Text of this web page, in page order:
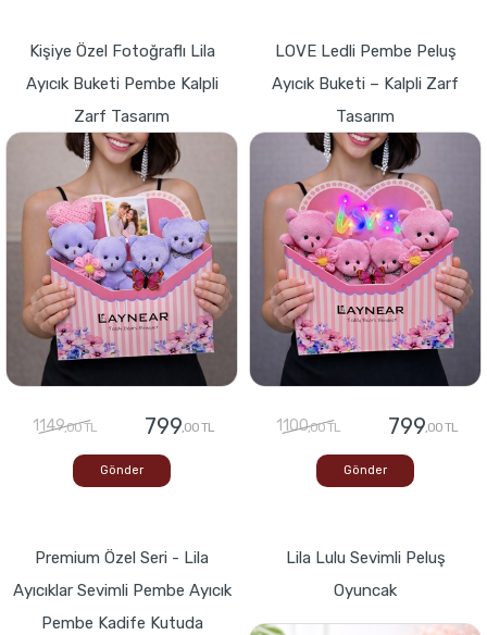
Kişiye Özel Fotoğraflı Lila
Ayıcık Buketi Pembe Kalpli
Zarf Tasarım
1149,00 TL 799,00 TL
Gönder
LOVE Ledli Pembe Peluş
Ayıcık Buketi – Kalpli Zarf
Tasarım
1100,00 TL 799,00 TL
Gönder
Premium Özel Seri - Lila
Ayıcıklar Sevimli Pembe Ayıcık
Pembe Kadife Kutuda
Lila Lulu Sevimli Peluş
Oyuncak